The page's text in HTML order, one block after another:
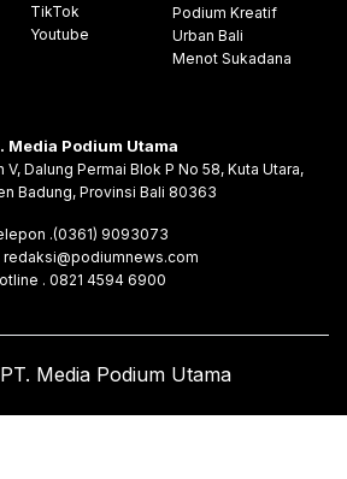
TikTok
Youtube
Podium Kreatif
Urban Bali
Menot Sukadana
Media Podium Utama
V, Dalung Permai Blok P No 58, Kuta Utara,
Badung, Provinsi Bali 80363
.(0361) 9093073
redaksi@podiumnews.com
. 0821 4594 6900
Media Podium Utama